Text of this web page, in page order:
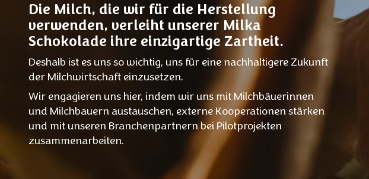
Die Milch, die wir für die Herstellung
verwenden, verleiht unserer Milka
Schokolade ihre einzigartige Zartheit.
Deshalb ist es uns so wichtig, uns für eine nachhaltigere Zukunft
der Milchwirtschaft einzusetzen.
Wir engagieren uns hier, indem wir uns mit Milchbäuerinnen
und Milchbauern austauschen, externe Kooperationen stärken
und mit unseren Branchenpartnern bei Pilotprojekten
zusammenarbeiten.